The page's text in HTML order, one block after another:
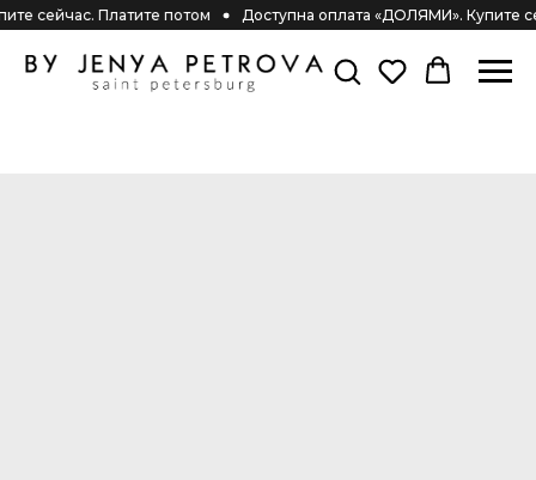
сейчас. Платите потом Доступна оплата «ДОЛЯМИ». Купите